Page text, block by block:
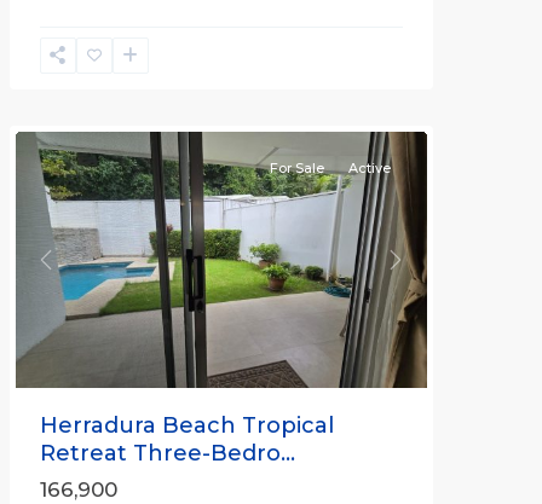
Previous Next
For Sale Active
Herradura Beach Tropical
Retreat Three-Bedro...
166,900